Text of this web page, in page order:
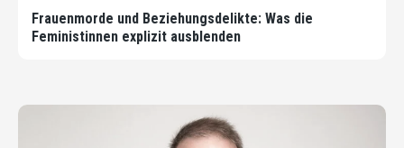
Frauenmorde und Beziehungsdelikte: Was die
Feministinnen explizit ausblenden